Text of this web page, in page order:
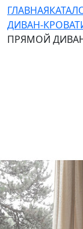
ГЛАВНАЯ
ДИВАН-
ПРЯМОЙ